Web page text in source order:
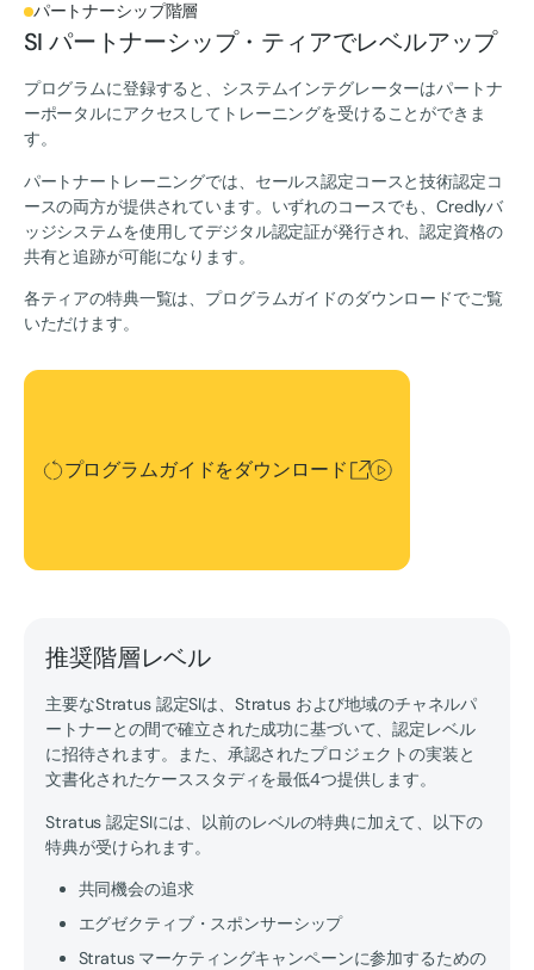
パートナーシップ階層
SI パートナーシップ・ティアでレベルアップ
プログラムに登録すると、システムインテグレーターはパートナ
ーポータルにアクセスしてトレーニングを受けることができま
す。
パートナートレーニングでは、セールス認定コースと技術認定コ
ースの両方が提供されています。いずれのコースでも、Credlyバ
ッジシステムを使用してデジタル認定証が発行され、認定資格の
共有と追跡が可能になります。
各ティアの特典一覧は、プログラムガイドのダウンロードでご覧
いただけます。
プログラムガイドをダウンロード
プログラムガイドをダウンロード
推奨階層レベル
主要なStratus 認定SIは、Stratus および地域のチャネルパ
ートナーとの間で確立された成功に基づいて、認定レベル
に招待されます。また、承認されたプロジェクトの実装と
文書化されたケーススタディを最低4つ提供します。
Stratus 認定SIには、以前のレベルの特典に加えて、以下の
特典が受けられます。
共同機会の追求
エグゼクティブ・スポンサーシップ
Stratus マーケティングキャンペーンに参加するための